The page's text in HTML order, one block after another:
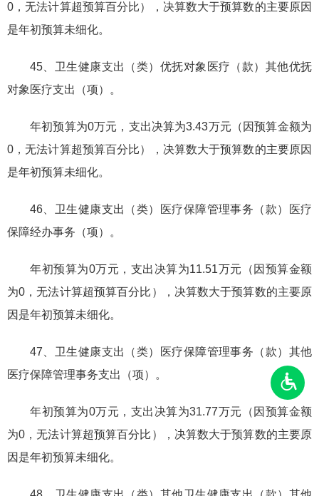
0，无法计算超预算百分比），决算数大于预算数的主要原因
是年初预算未细化。
45、卫生健康支出（类）优抚对象医疗（款）其他优抚
对象医疗支出（项）。
年初预算为0万元，支出决算为3.43万元（因预算金额为
0，无法计算超预算百分比），决算数大于预算数的主要原因
是年初预算未细化。
46、卫生健康支出（类）医疗保障管理事务（款）医疗
保障经办事务（项）。
年初预算为0万元，支出决算为11.51万元（因预算金额
为0，无法计算超预算百分比），决算数大于预算数的主要原
因是年初预算未细化。
47、卫生健康支出（类）医疗保障管理事务（款）其他
医疗保障管理事务支出（项）。
年初预算为0万元，支出决算为31.77万元（因预算金额
为0，无法计算超预算百分比），决算数大于预算数的主要原
因是年初预算未细化。